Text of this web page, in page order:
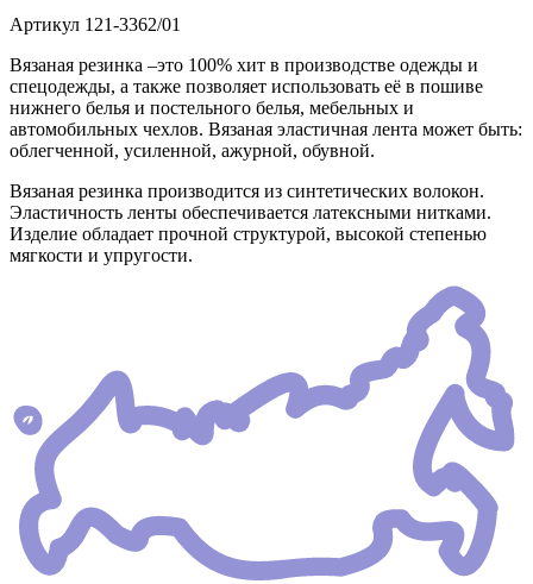
Артикул 121-3362/01
Вязаная резинка –это 100% хит в производстве одежды и
спецодежды, а также позволяет использовать её в пошиве
нижнего белья и постельного белья, мебельных и
автомобильных чехлов. Вязаная эластичная лента может быть:
облегченной, усиленной, ажурной, обувной.
Вязаная резинка производится из синтетических волокон.
Эластичность ленты обеспечивается латексными нитками.
Изделие обладает прочной структурой, высокой степенью
мягкости и упругости.